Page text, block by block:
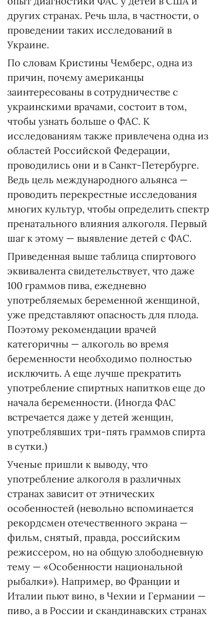
других странах. Речь шла, в частности, о
проведении таких исследований в
Украине.
По словам Кристины Чемберс, одна из
причин, почему американцы
заинтересованы в сотрудничестве с
украинскими врачами, состоит в том,
чтобы узнать больше о ФАС. К
исследованиям также привлечена одна из
областей Российской Федерации,
проводились они и в Санкт-Петербурге.
Ведь цель международного альянса —
проводить перекрестные исследования
многих культур, чтобы определить спектр
пренатального влияния алкоголя. Первый
шаг к этому — выявление детей с ФАС.
Приведенная выше таблица спиртового
эквивалента свидетельствует, что даже
100 граммов пива, ежедневно
употребляемых беременной женщиной,
уже представляют опасность для плода.
Поэтому рекомендации врачей
категоричны — алкоголь во время
беременности необходимо полностью
исключить. А еще лучше прекратить
употребление спиртных напитков еще до
начала беременности. (Иногда ФАС
встречается даже у детей женщин,
употреблявших три-пять граммов спирта
в сутки.)
Ученые пришли к выводу, что
употребление алкоголя в различных
странах зависит от этнических
особенностей (невольно вспоминается
рекордсмен отечественного экрана —
фильм, снятый, правда, российским
режиссером, но на общую злободневную
тему — «Особенности национальной
рыбалки»). Например, во Франции и
Италии пьют вино, в Чехии и Германии —
пиво, а в России и скандинавских странах